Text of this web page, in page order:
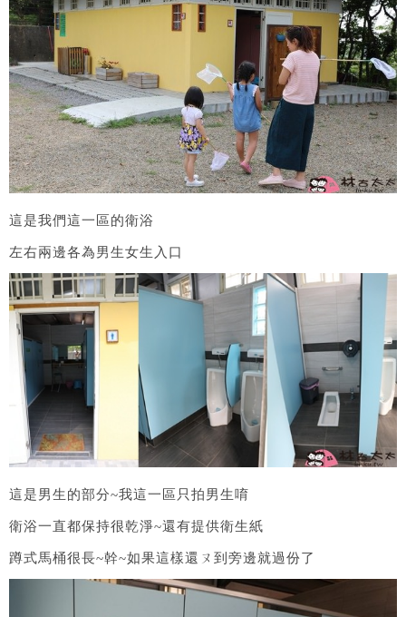
這是我們這一區的衛浴
左右兩邊各為男生女生入口
這是男生的部分~我這一區只拍男生唷
衛浴一直都保持很乾淨~還有提供衛生紙
蹲式馬桶很長~幹~如果這樣還ㄡ到旁邊就過份了